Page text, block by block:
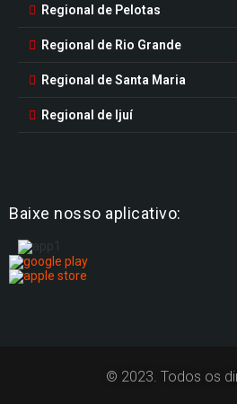
Regional de Pelotas
Regional de Rio Grande
Regional de Santa Maria
Regional de Ijuí
Baixe nosso aplicativo:
© 2023. Todos os